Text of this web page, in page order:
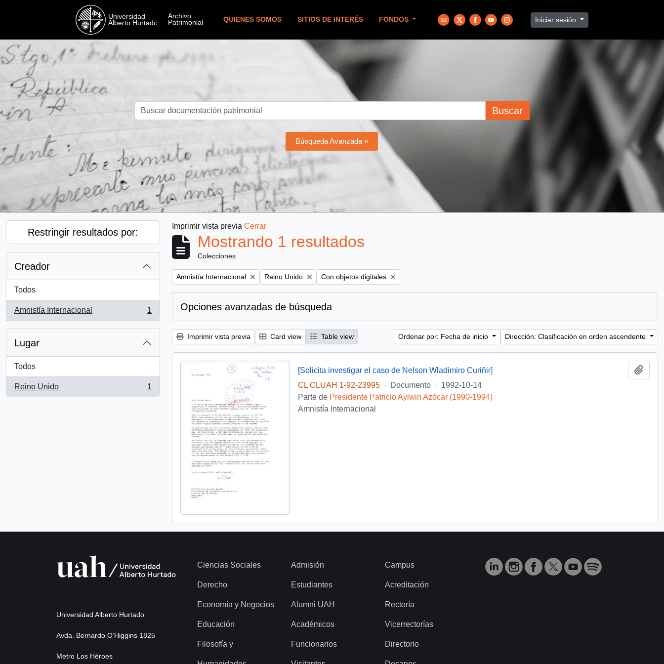
QUIENES SOMOS SITIOS DE INTERÉS FONDOS Iniciar sesión
Buscar
Búsqueda Avanzada »
Restringir resultados por:
Creador
Todos
Amnistía Internacional
, 1 resultados
1
Lugar
Todos
Reino Unido
, 1 resultados
1
Imprimir vista previa Cerrar
Mostrando 1 resultados
Colecciones
Remove filter:
Amnistía Internacional Remove filter:
Reino Unido Remove filter:
Con objetos digitales
Opciones avanzadas de búsqueda
Imprimir vista previa Card view Table view Ordenar por: Fecha de inicio Dirección: Clasificación en orden ascendente
[Solicita investigar el caso de Nelson Wladimiro Curiñir]
CL CLUAH 1-92-23995
· Documento · 1992-10-14
Parte de Presidente Patricio Aylwin Azócar (1990-1994)
Amnistía Internacional
Universidad Alberto Hurtado
Avda. Bernardo O’Higgins 1825
Metro Los Héroes
Ciencias Sociales
Derecho
Economía y Negocios
Educación
Filosofía y
Admisión
Estudiantes
Alumni UAH
Académicos
Funcionarios
Campus
Acreditación
Rectoría
Vicerrectorías
Directorio